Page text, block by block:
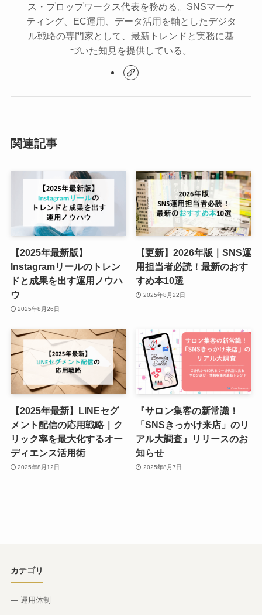
ス・プロップワークス代表を務める。SNSマーケ
ティング、EC運用、データ活用を軸としたデジタ
ル戦略の専門家として、最新トレンドと実務に基
づいた知見を提供している。
関連記事
【2025年最新版】
Instagramリールのトレン
ドと成果を出す運用ノウハ
ウ
2025年8月26日
【更新】2026年版｜SNS運
用担当者必読！最新のおす
すめ本10選
2025年8月22日
【2025年最新】LINEセグ
メント配信の応用戦略｜ク
リック率を最大化するオー
ディエンス活用術
2025年8月12日
『サロン集客の新常識！
「SNSきっかけ来店」のリ
アル大調査』リリースのお
知らせ
2025年8月7日
カテゴリ
— 運用体制